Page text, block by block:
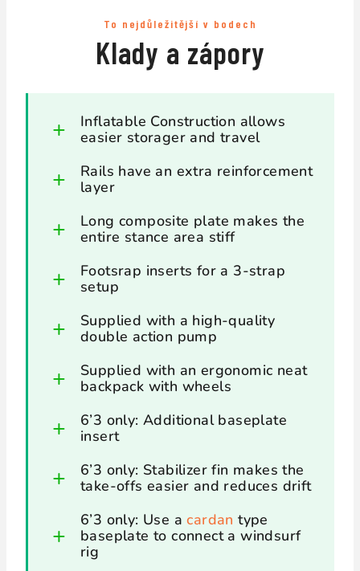
To nejdůležitější v bodech
Klady a zápory
Inflatable Construction allows
easier storager and travel
Rails have an extra reinforcement
layer
Long composite plate makes the
entire stance area stiff
Footsrap inserts for a 3-strap
setup
Supplied with a high-quality
double action pump
Supplied with an ergonomic neat
backpack with wheels
6’3 only: Additional baseplate
insert
6’3 only: Stabilizer fin makes the
take-offs easier and reduces drift
6’3 only: Use acardan type
baseplate to connect a windsurf
rig